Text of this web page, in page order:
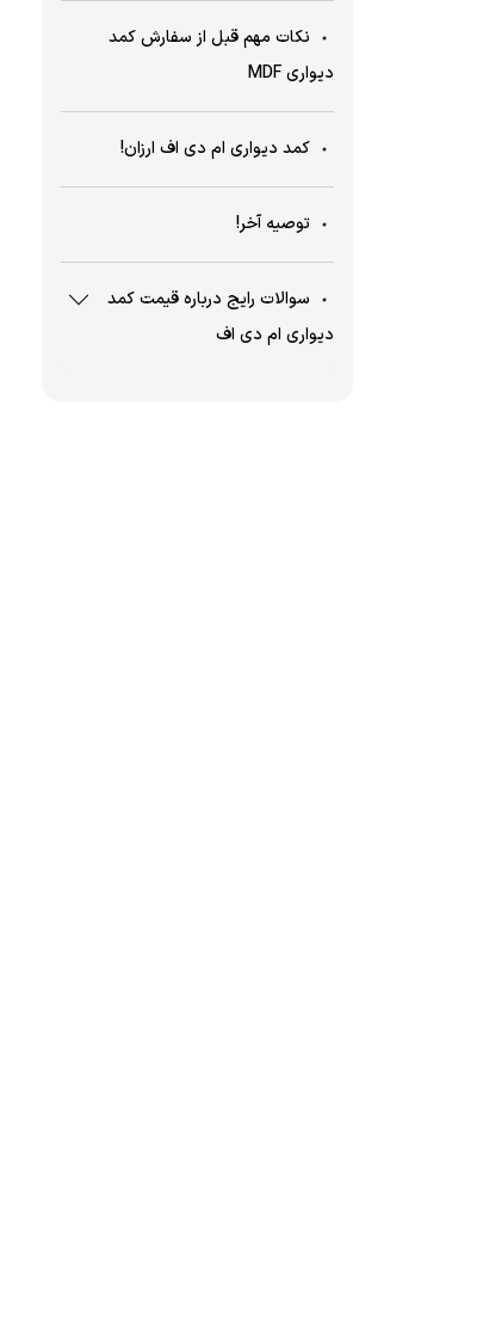
نکات مهم قبل از سفارش کمد
دیواری MDF
کمد دیواری ام دی اف ارزان!
توصیه آخر!
سوالات رایج درباره قیمت کمد
دیواری ام دی اف